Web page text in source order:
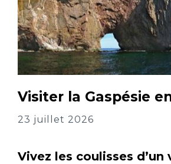
Visiter la Gaspésie
23 juillet 2026
Vivez les coulisses d’un